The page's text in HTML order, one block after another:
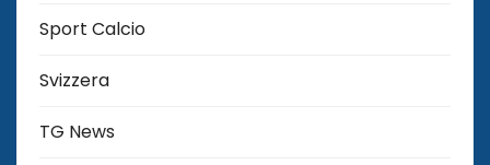
Sport Calcio
Svizzera
TG News